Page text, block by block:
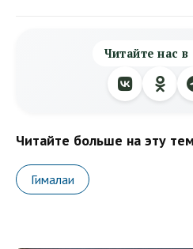
Читайте нас
Читайте больше на эту
Гималаи